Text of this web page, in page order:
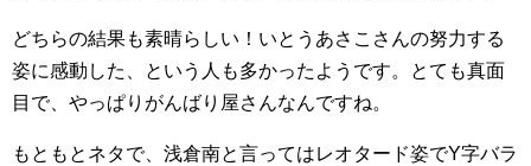
どちらの結果も素晴らしい！いとうあさこさんの努力する
姿に感動した、という人も多かったようです。とても真面
目で、やっぱりがんばり屋さんなんですね。
もともとネタで、浅倉南と言ってはレオタード姿でY字バラ